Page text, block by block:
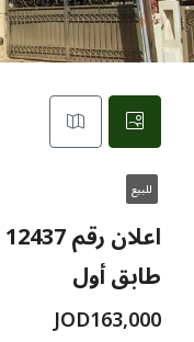
للبيع
طابق أول
JOD163,000